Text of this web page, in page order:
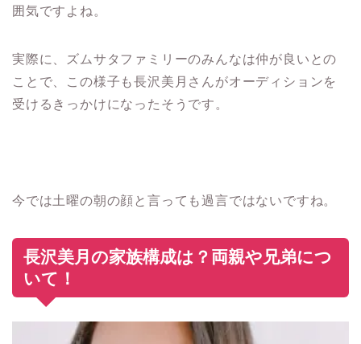
囲気ですよね。
実際に、ズムサタファミリーのみんなは仲が良いとの
ことで、この様子も長沢美月さんがオーディションを
受けるきっかけになったそうです。
今では土曜の朝の顔と言っても過言ではないですね。
長沢美月の家族構成は？両親や兄弟につ
いて！